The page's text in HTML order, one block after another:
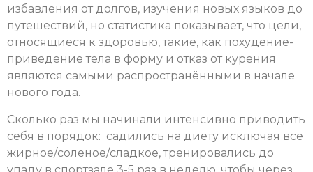
избавления от долгов, изучения новых языков до
путешествий, но статистика показывает, что цели,
относящиеся к здоровью, такие, как похудение-
приведение тела в форму и отказ от курения
являются самыми распространёнными в начале
нового года.
Сколько раз мы начинали интенсивно приводить
себя в порядок: садились на диету исключая все
жирное/соленое/сладкое, тренировались до
упаду в спортзале 3-5 раз в неделю, чтобы через